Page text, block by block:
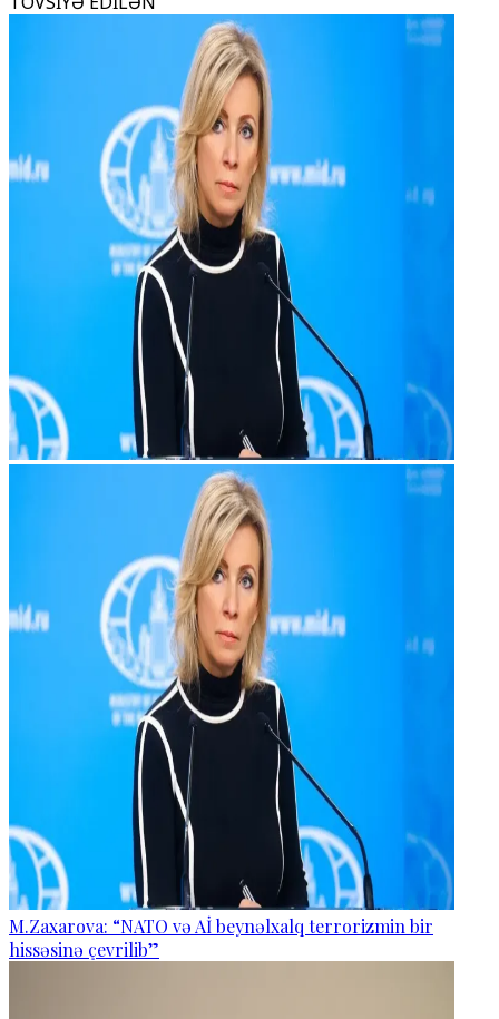
M.Zaxarova: “NATO və Aİ beynəlxalq terrorizmin bir
hissəsinə çevrilib”